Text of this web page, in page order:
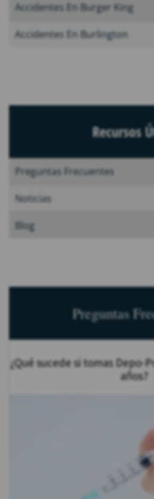
Accidentes En Burger King
Accidentes En Burlington
Recursos
Preguntas Frecuentes
Noticias
Blog
Preguntas
¿Qué sucede si tomas Depo-
años?